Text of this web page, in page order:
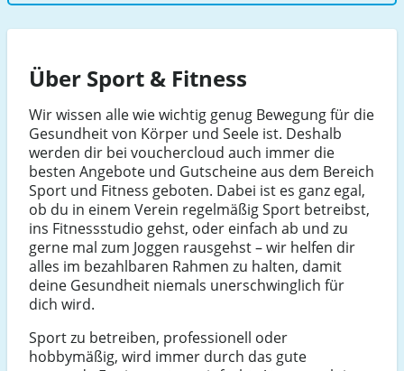
Über Sport & Fitness
Wir wissen alle wie wichtig genug Bewegung für die
Gesundheit von Körper und Seele ist. Deshalb
werden dir bei vouchercloud auch immer die
besten Angebote und Gutscheine aus dem Bereich
Sport und Fitness geboten. Dabei ist es ganz egal,
ob du in einem Verein regelmäßig Sport betreibst,
ins Fitnessstudio gehst, oder einfach ab und zu
gerne mal zum Joggen rausgehst – wir helfen dir
alles im bezahlbaren Rahmen zu halten, damit
deine Gesundheit niemals unerschwinglich für
dich wird.
Sport zu betreiben, professionell oder
hobbymäßig, wird immer durch das gute